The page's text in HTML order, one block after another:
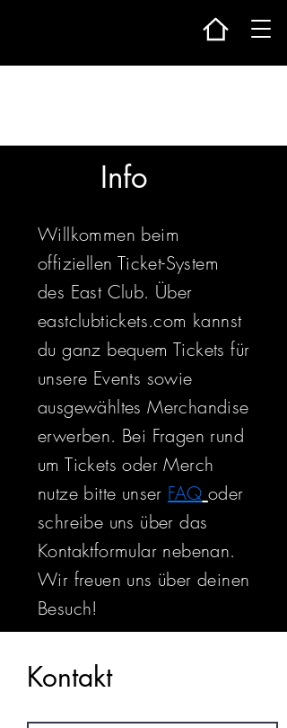
Info
Willkommen beim
offiziellen Ticket-System
des East Club. Über
eastclubtickets.com kannst
du ganz bequem Tickets für
unsere Events sowie
ausgewähltes Merchandise
erwerben. Bei Fragen rund
um Tickets oder Merch
nutze bitte unser FAQ oder
schreibe uns über das
Kontaktformular nebenan.
Wir freuen uns über deinen
Besuch!
Kontakt